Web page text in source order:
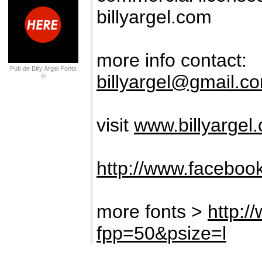
Pub de Billy Argel Fonts
®
billyargel.com
more info contact:
visit
http://
more fonts > http://
fpp=50&psize=l